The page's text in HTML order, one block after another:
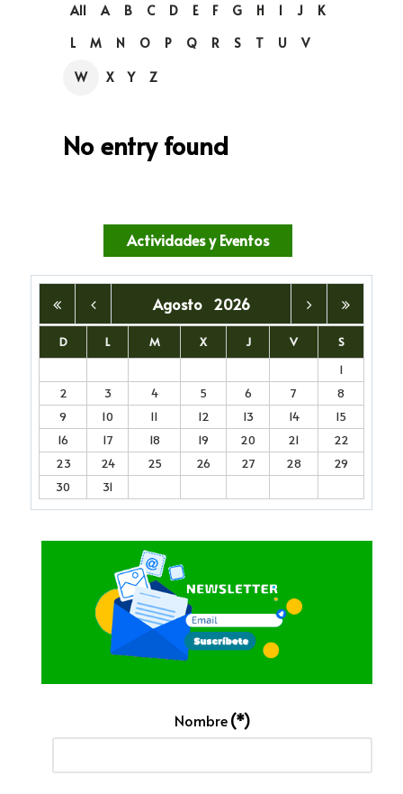
All A B C D E F G H I J
K
L
M N O P Q R S T U
V
W
X Y Z
No entry found
Actividades y Eventos
Agosto 2026
D L M X J V
S
1
2
3 4 5 6 7
8
9
10 11 12 13 14
15
16
17 18 19 20 21
22
23
24 25 26 27 28
29
30
31
Nombre(*)